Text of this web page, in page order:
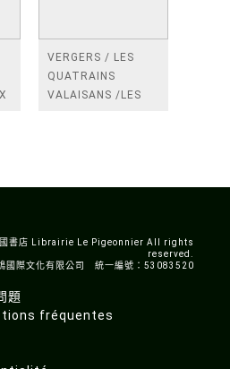
VERGERS / LES
QUATRAINS
VALAISANS /LES
書店 Librairie Le Pigeonnier All rights
reserved.
國際文化有限公司 統一編號：53083520
題
fréquentes